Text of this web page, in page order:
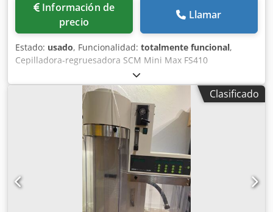
Información de
precio
Llamar
Estado: usado, Funcionalidad: totalmente funcional,
Cepilladora-regruesadora SCM Mini Max FS410
Cepilladora: Ancho de trabajo: 410 mm Longitud total de
las mesas: 2000 mm Longitud de la mesa de alimentación:
1000 mm Velocidad de rotación del eje: 5300 rpm Número
de cuchillas: 4 Cuchillas de cepillado Profundidad máxima
de corte: 5 mm Rango de inclinación de la guía: 90°–45°
Codpfx Abozqdwfoiorf Regruesadora: Dimensiones de la
mesa: 700 × 410 mm Altura de trabajo mínima/máxima: 3–
230 mm Profundidad máxima de corte: 5 mm Velocidad de
avance: 8 m/min Diámetro de la conexión de extracción:
120 mm Potencia del motor: 4 kW Peso total: 435 kg
Dimensiones generales (ancho × largo): 770 × 2000 mm
Clasificado